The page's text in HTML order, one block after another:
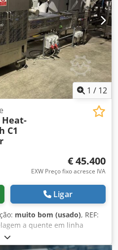
1 / 12
Heat-
C1
€ 45.400
EXW Preço fixo acresce IVA
Ligar
muito bom (usado), REF:
a quente em linha
Automation Ltd em
de transporte